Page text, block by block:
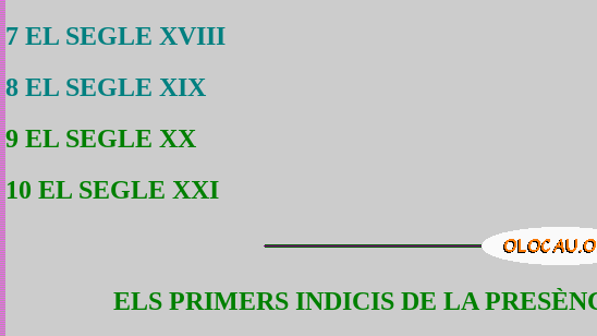
7 EL SEGLE XVIII
8 EL SEGLE XIX
9 EL SEGLE XX
10 EL SEGLE XXI
ELS PRIMERS INDICIS DE LA